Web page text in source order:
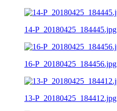
14-P_20180425_184445.jpg
16-P_20180425_184456.jpg
13-P_20180425_184412.jpg